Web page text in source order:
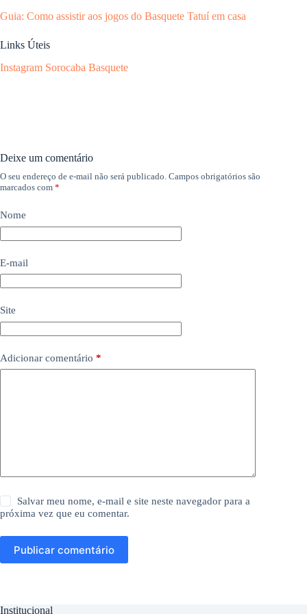
Guia: Como assistir aos jogos do Basquete Tatuí em casa
Links Úteis
Instagram Sorocaba Basquete
Deixe um comentário
O seu endereço de e-mail não será publicado. Campos obrigatórios são
marcados com *
Nome
E-mail
Site
Adicionar comentário *
Salvar meu nome, e-mail e site neste navegador para a
próxima vez que eu comentar.
Publicar comentário
Institucional